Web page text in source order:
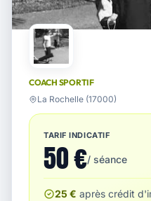
COACH SPORTIF
La Rochelle (17000)
TARIF INDICATIF
50 €/ séance
25 € après crédit